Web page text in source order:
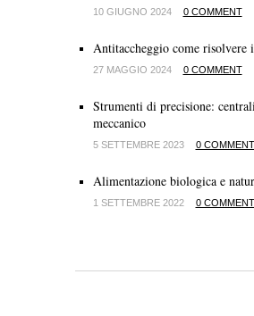
10 GIUGNO 2024 0 COMMENT
Antitaccheggio come risolvere
27 MAGGIO 2024 0 COMMENT
Strumenti di precisione:
meccanico
5 SETTEMBRE 2023 0 COMMENT
Alimentazione biologica e
1 SETTEMBRE 2022 0 COMMENT